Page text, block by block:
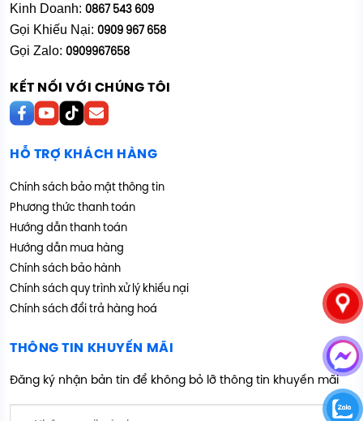
Kinh Doanh: 0867 543 609
Gọi Khiếu Nại: 0909 967 658
Gọi Zalo: 0909967658
KẾT NỐI VỚI CHÚNG TÔI
HỖ TRỢ KHÁCH HÀNG
Chính sách bảo mật thông tin
Phương thức thanh toán
Hướng dẫn thanh toán
Hướng dẫn mua hàng
Chính sách bảo hành
Chính sách quy trình xử lý khiếu nại
Chính sách đổi trả hàng hoá
THÔNG TIN KHUYẾN MÃI
Đăng ký nhận bản tin để không bỏ lỡ thông tin khuyến mãi